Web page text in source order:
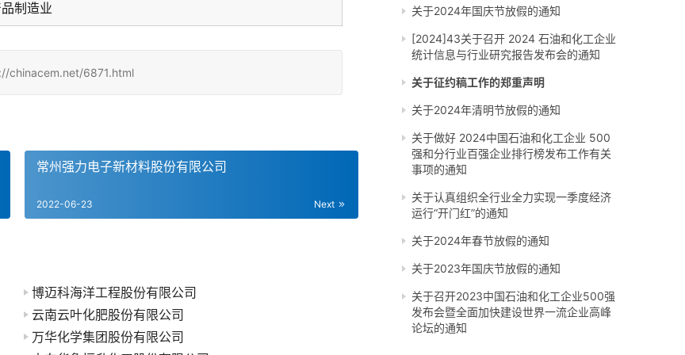
制造业
chinacem.net/6871.html
常州强力电子新材料股份有限公司
Next
2022-06-23
博迈科海洋工程股份有限公司
云南云叶化肥股份有限公司
万华化学集团股份有限公司
关于2024年国庆节放假的通知
[2024]43关于召开 2024 石油和化工企业
统计信息与行业研究报告发布会的通知
关于征约稿工作的郑重声明
关于2024年清明节放假的通知
关于做好 2024中国石油和化工企业 500
强和分行业百强企业排行榜发布工作有关
事项的通知
关于认真组织全行业全力实现一季度经济
运行“开门红”的通知
关于2024年春节放假的通知
关于2023年国庆节放假的通知
关于召开2023中国石油和化工企业500强
发布会暨全面加快建设世界一流企业高峰
论坛的通知